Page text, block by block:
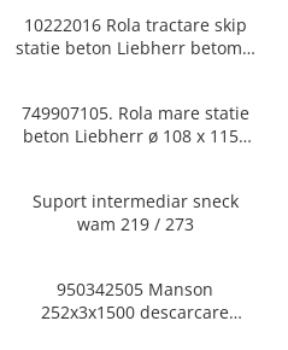
10222016 Rola tractare skip
statie beton Liebherr betomix
749907105. Rola mare statie
beton Liebherr ø 108 x 1150
Suport intermediar sneck
wam 219 / 273
950342505 Manson
252x3x1500 descarcare